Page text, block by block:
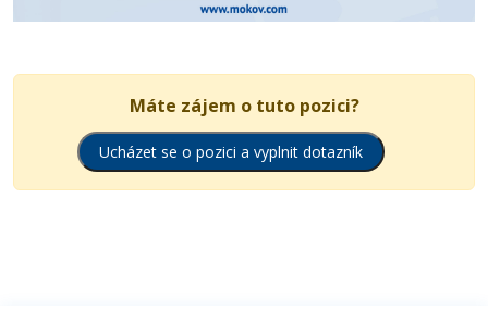
Máte zájem o tuto pozici?
Ucházet se o pozici a vyplnit dotazník